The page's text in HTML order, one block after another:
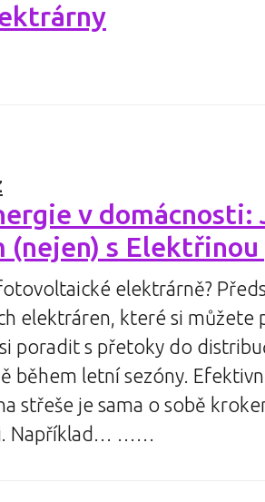
v domácnosti:
(nejen) s
elektrárně?
elektráren, které si můžete
poradit s přetoky do
během letní sezóny.
střeše je sama o sobě
Například… ……